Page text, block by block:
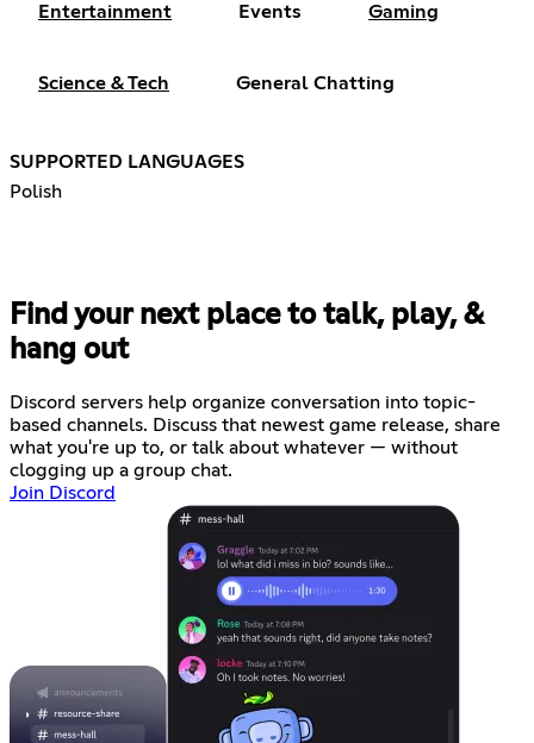
Entertainment Events Gaming
Science & Tech General Chatting
SUPPORTED LANGUAGES
Polish
Find your next place to talk, play, &
hang out
Discord servers help organize conversation into topic-
based channels. Discuss that newest game release, share
what you're up to, or talk about whatever — without
clogging up a group chat.
Join Discord